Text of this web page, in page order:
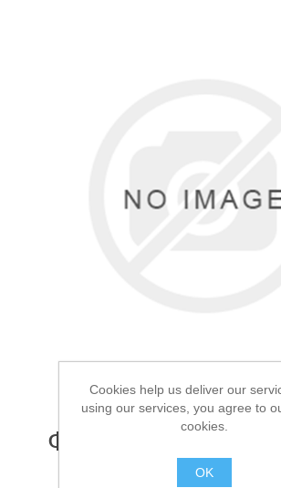
Фонарь ручной
770-T6
Cookies help us deliver our
using our services, you agree to
cookies.
OK